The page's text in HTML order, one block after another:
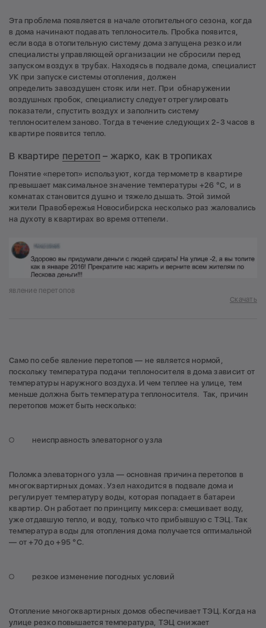
Эта проблема появляется в начале отопительного сезона, когда
в дома начинают подавать теплоноситель. Пробка появится,
если вода в отопительную систему дома запущена резко или
специалисты управляющей организации не сбросили перед
запуском воздух в трубах. Находясь в подвале дома, специалист
УК при запуске системы отопления, должен
определить завоздушен стояк или нет. При обнаружении
воздушных пробок, специалисту следует отрегулировать
показатели, спустить воздух и заполнить систему
теплоносителем заново. Тогда в течение следующих 2-3 часов в
квартире появится тепло.
В квартире перетоп – жарко, как в тропиках
Понятие «перетоп» используют, когда термометр в квартире
превышает максимальное значение температуры +26 °С, и в
комнатах становится душно и тяжело дышать. Этой зимой
жители Правобережья Новосибирска несколько раз жаловались
на духоту в квартирах во время оттепели.
явление перетопов
Скачать
Само по себе явление перетопов — не является нормой,
поскольку температура подачи теплоносителя в дома зависит от
температуры наружного воздуха. И чем теплее на улице, тем
меньше должна быть температура теплоносителя. Так, причин
перетопов может быть несколько:
неисправность элеваторного узла
Поломка элеваторного узла — основная причина перетопов в
многоквартирных домах. Узел находится в подвале дома и
регулирует температуру воды, которая попадает в батареи
квартир. Он работает по принципу миксера: смешивает воду,
уже отдавшую тепло, и воду, только что прибывшую с ТЭЦ. Так
температура воды для отопления дома получается оптимальной
— от +70 до +95 °С.
резкое изменение погодных условий
Отопление многоквартирных домов обеспечивает ТЭЦ. Когда на
улице резко повышается температура, ТЭЦ снижает